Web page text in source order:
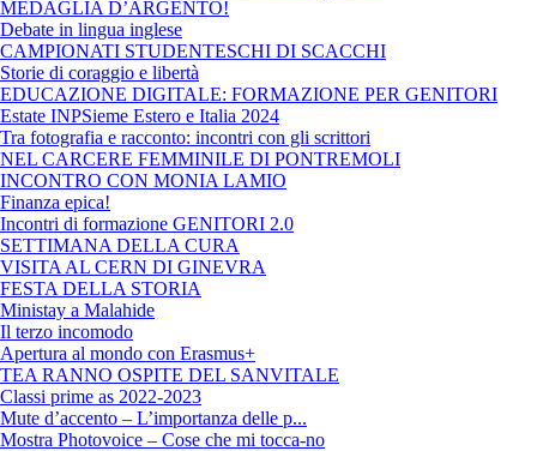
MEDAGLIA D’ARGENTO!
Debate in lingua inglese
CAMPIONATI STUDENTESCHI DI SCACCHI
Storie di coraggio e libertà
EDUCAZIONE DIGITALE: FORMAZIONE PER GENITORI
Estate INPSieme Estero e Italia 2024
Tra fotografia e racconto: incontri con gli scrittori
NEL CARCERE FEMMINILE DI PONTREMOLI
INCONTRO CON MONIA LAMIO
Finanza epica!
Incontri di formazione GENITORI 2.0
SETTIMANA DELLA CURA
VISITA AL CERN DI GINEVRA
FESTA DELLA STORIA
Ministay a Malahide
Il terzo incomodo
Apertura al mondo con Erasmus+
TEA RANNO OSPITE DEL SANVITALE
Classi prime as 2022-2023
Mute d’accento – L’importanza delle p...
Mostra Photovoice – Cose che mi tocca-no